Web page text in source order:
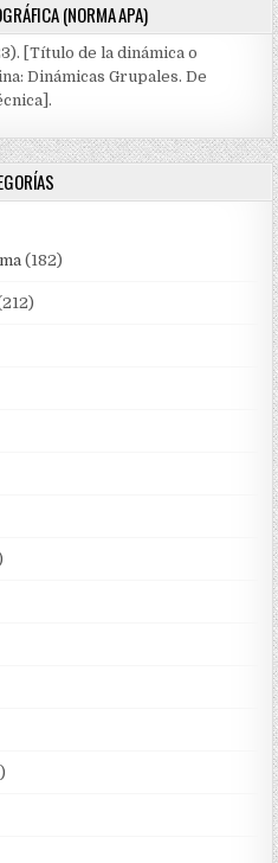
(NORMA APA)
[Título de la dinámica o
Dinámicas Grupales. De
(182)